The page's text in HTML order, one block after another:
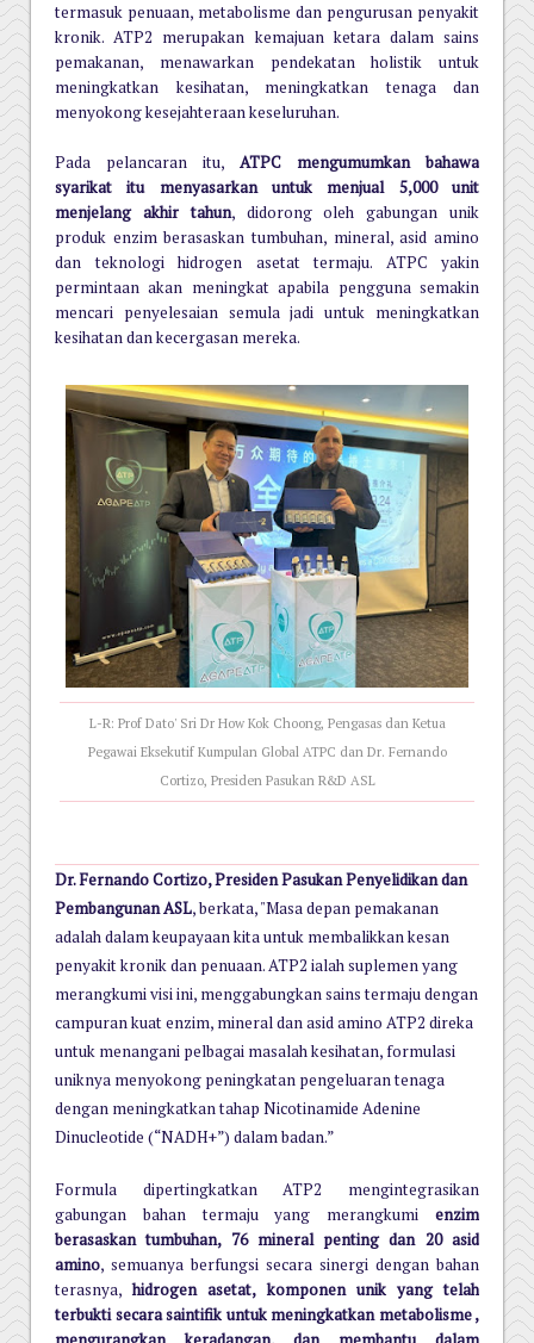
termasuk penuaan, metabolisme dan pengurusan penyakit
kronik. ATP2 merupakan kemajuan ketara dalam sains
pemakanan, menawarkan pendekatan holistik untuk
meningkatkan kesihatan, meningkatkan tenaga dan
menyokong kesejahteraan keseluruhan.
Pada pelancaran itu, ATPC mengumumkan bahawa
syarikat itu menyasarkan untuk menjual 5,000 unit
menjelang akhir tahun, didorong oleh gabungan unik
produk enzim berasaskan tumbuhan, mineral, asid amino
dan teknologi hidrogen asetat termaju. ATPC yakin
permintaan akan meningkat apabila pengguna semakin
mencari penyelesaian semula jadi untuk meningkatkan
kesihatan dan kecergasan mereka.
L-R: Prof Dato' Sri Dr How Kok Choong, Pengasas dan Ketua
Pegawai Eksekutif Kumpulan Global ATPC dan Dr. Fernando
Cortizo, Presiden Pasukan R&D ASL
Dr. Fernando Cortizo, Presiden Pasukan Penyelidikan dan
Pembangunan ASL, berkata, "Masa depan pemakanan
adalah dalam keupayaan kita untuk membalikkan kesan
penyakit kronik dan penuaan. ATP2 ialah suplemen yang
merangkumi visi ini, menggabungkan sains termaju dengan
campuran kuat enzim, mineral dan asid amino ATP2 direka
untuk menangani pelbagai masalah kesihatan, formulasi
uniknya menyokong peningkatan pengeluaran tenaga
dengan meningkatkan tahap Nicotinamide Adenine
Dinucleotide (“NADH+”) dalam badan.”
Formula dipertingkatkan ATP2 mengintegrasikan
gabungan bahan termaju yang merangkumi enzim
berasaskan tumbuhan, 76 mineral penting dan 20 asid
amino, semuanya berfungsi secara sinergi dengan bahan
terasnya,hidrogen asetat, komponen unik yang telah
terbukti secara saintifik untuk meningkatkan metabolisme ,